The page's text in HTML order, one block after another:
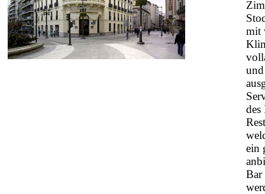
mit
des
ein
Bar